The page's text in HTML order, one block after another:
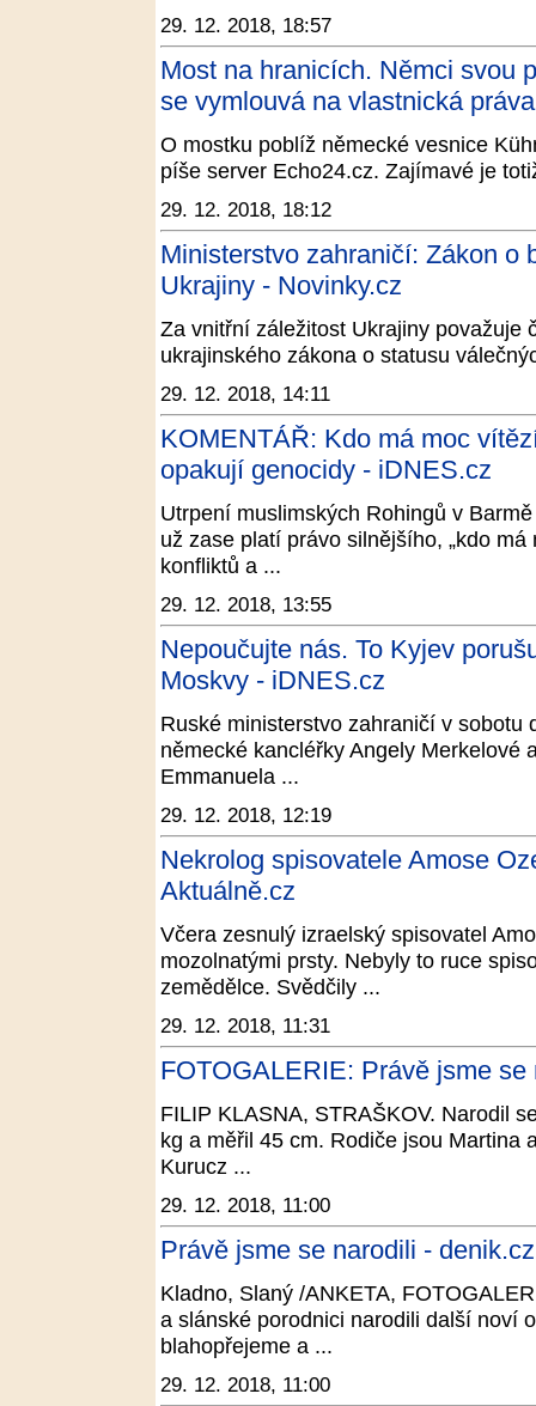
29. 12. 2018, 18:57
Most na hranicích. Němci svou
se vymlouvá na vlastnická
O mostku poblíž německé vesnice
píše server Echo24.cz. Zajímavé je
29. 12. 2018, 18:12
Ministerstvo zahraničí: Zákon o
Ukrajiny - Novinky.cz
Za vnitřní záležitost Ukrajiny považuje
ukrajinského zákona o statusu
29. 12. 2018, 14:11
KOMENTÁŘ: Kdo má moc
opakují genocidy - iDNES.cz
Utrpení muslimských Rohingů v
už zase platí právo silnějšího, „kdo
konfliktů a ...
29. 12. 2018, 13:55
Nepoučujte nás. To Kyjev
Moskvy - iDNES.cz
Ruské ministerstvo zahraničí v
německé kancléřky Angely Merkelové
Emmanuela ...
29. 12. 2018, 12:19
Nekrolog spisovatele Amose
Aktuálně.cz
Včera zesnulý izraelský spisovatel
mozolnatými prsty. Nebyly to ruce
zemědělce. Svědčily ...
29. 12. 2018, 11:31
FOTOGALERIE: Právě jsme
FILIP KLASNA, STRAŠKOV. Narodil
kg a měřil 45 cm. Rodiče jsou Martina
Kurucz ...
29. 12. 2018, 11:00
Právě jsme se narodili - denik.cz
Kladno, Slaný /ANKETA,
a slánské porodnici narodili další noví
blahopřejeme a ...
29. 12. 2018, 11:00